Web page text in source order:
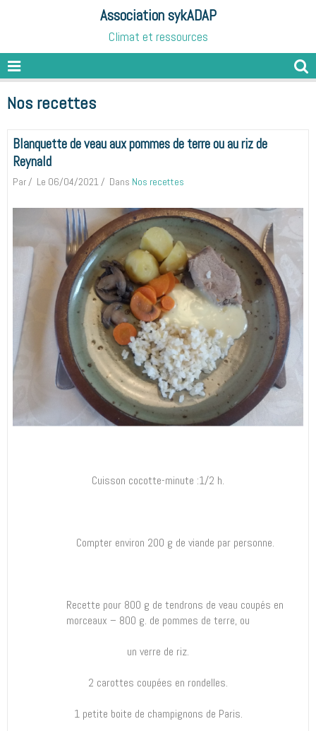
Association sykADAP
Climat et ressources
Nos recettes
Blanquette de veau aux pommes de terre ou au riz de
Reynald
Par Le 06/04/2021 Dans Nos recettes
Cuisson cocotte-minute :1/2 h.
Compter environ 200 g de viande par personne.
Recette pour 800 g de tendrons de veau coupés en
morceaux – 800 g. de pommes de terre, ou
un verre de riz.
2 carottes coupées en rondelles.
1 petite boite de champignons de Paris.